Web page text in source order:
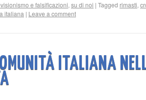
e falsificazioni, su di noi | Tagged rimasti,
italiana | Leave a comment
ITALIANA